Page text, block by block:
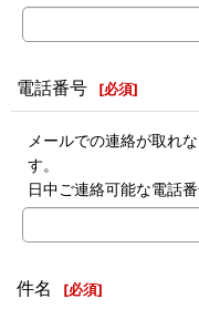
電話番号 [必須]
メールでの連絡が取れ
す。
日中ご連絡可能な電話
件名 [必須]